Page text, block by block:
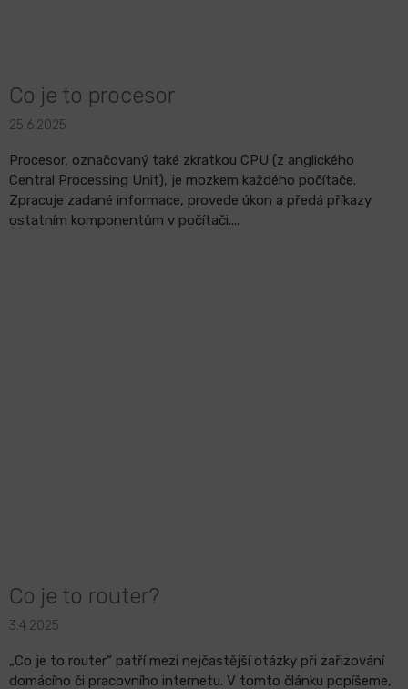
Co je to procesor
25.6.2025
Procesor, označovaný také zkratkou CPU (z anglického
Central Processing Unit), je mozkem každého počítače.
Zpracuje zadané informace, provede úkon a předá příkazy
ostatním komponentům v počítači....
Co je to router?
3.4.2025
„Co je to router“ patří mezi nejčastější otázky při zařizování
domácího či pracovního internetu. V tomto článku popíšeme,